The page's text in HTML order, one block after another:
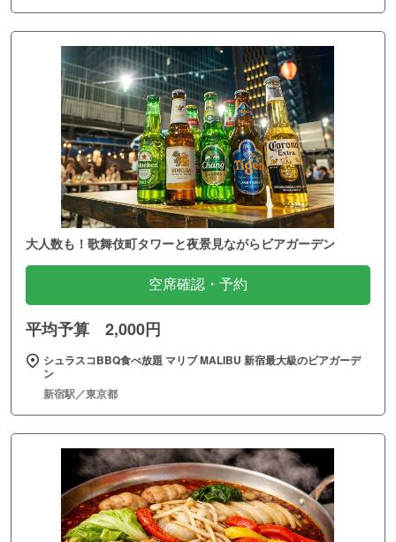
大人数も！歌舞伎町タワーと夜景見ながらビアガーデン
空席確認・予約
平均予算 2,000円
シュラスコBBQ食べ放題 マリブ MALIBU 新宿最大級のビアガーデ
ン
新宿駅／東京都